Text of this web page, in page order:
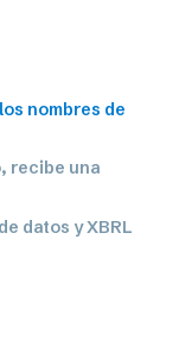
nombres de
recibe una
datos y XBRL